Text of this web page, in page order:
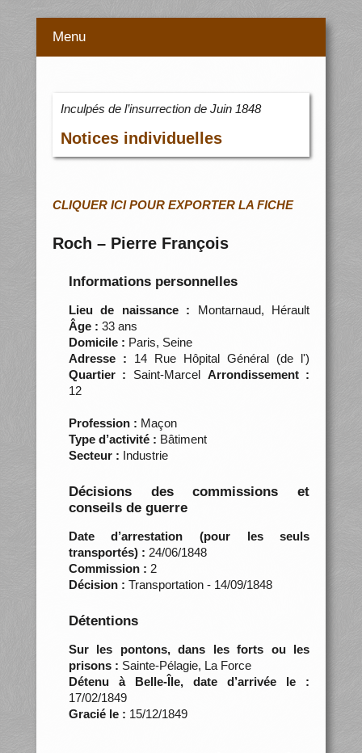
Menu
Inculpés de l’insurrection de Juin 1848
Notices individuelles
CLIQUER ICI POUR EXPORTER LA FICHE
Roch – Pierre François
Informations personnelles
Lieu de naissance : Montarnaud, Hérault
Âge : 33 ans
Domicile : Paris, Seine
Adresse : 14 Rue Hôpital Général (de l')
Quartier : Saint-Marcel Arrondissement :
12
Profession : Maçon
Type d’activité : Bâtiment
Secteur : Industrie
Décisions des commissions et
conseils de guerre
Date d’arrestation (pour les seuls
transportés) : 24/06/1848
Commission : 2
Décision : Transportation - 14/09/1848
Détentions
Sur les pontons, dans les forts ou les
prisons : Sainte-Pélagie, La Force
Détenu à Belle-Île, date d’arrivée le :
17/02/1849
Gracié le : 15/12/1849